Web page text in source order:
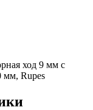
ход 9 мм с
мм, Rupes